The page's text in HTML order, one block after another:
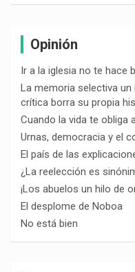
Opinión
Ir a la iglesia no te hace
La memoria selectiva
crítica borra su propia
Cuando la vida te obliga
Urnas, democracia y el
El país de las
¿La reelección es
¡Los abuelos un hilo de
El desplome de Noboa
No está bien